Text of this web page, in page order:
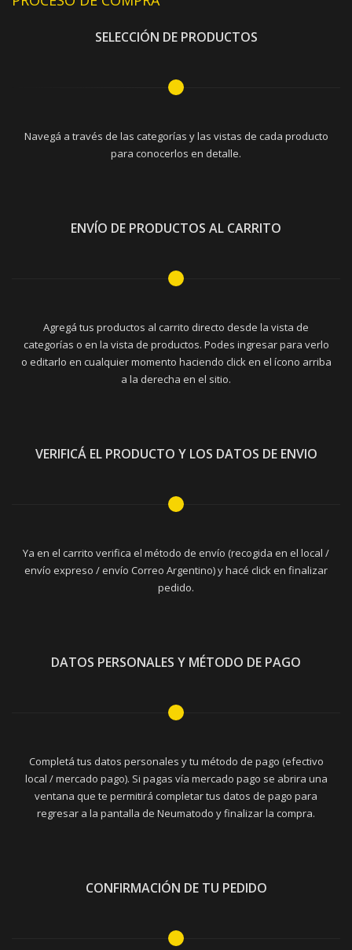
SELECCIÓN DE PRODUCTOS
Navegá a través de las categorías y las vistas de cada producto
para conocerlos en detalle.
ENVÍO DE PRODUCTOS AL CARRITO
Agregá tus productos al carrito directo desde la vista de
categorías o en la vista de productos. Podes ingresar para verlo
o editarlo en cualquier momento haciendo click en el ícono arriba
a la derecha en el sitio.
VERIFICÁ EL PRODUCTO Y LOS DATOS DE ENVIO
Ya en el carrito verifica el método de envío (recogida en el local /
envío expreso / envío Correo Argentino) y hacé click en finalizar
pedido.
DATOS PERSONALES Y MÉTODO DE PAGO
Completá tus datos personales y tu método de pago (efectivo
local / mercado pago). Si pagas vía mercado pago se abrira una
ventana que te permitirá completar tus datos de pago para
regresar a la pantalla de Neumatodo y finalizar la compra.
CONFIRMACIÓN DE TU PEDIDO